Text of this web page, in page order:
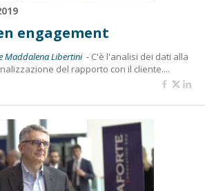
engagement
Maddalena Libertini - C'è l'analisi dei dati alla
del rapporto con il cliente....